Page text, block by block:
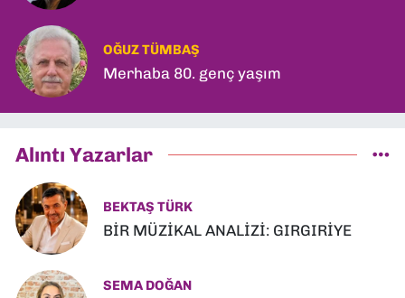
OĞUZ TÜMBAŞ
Merhaba 80. genç yaşım
Alıntı Yazarlar
BEKTAŞ TÜRK
BİR MÜZİKAL ANALİZİ: GIRGIRİYE
SEMA DOĞAN